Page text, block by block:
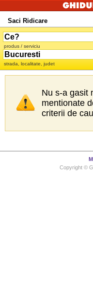
Saci Ridicare
produs / serviciu
strada, localitate, judet
Nu s-a gasit
mentionate
criterii de
Copyright ©